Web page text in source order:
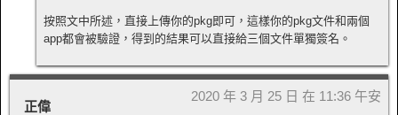
按照文中所述，直接上傳你的pkg即可，這樣你的pkg文件和兩個
app都會被驗證，得到的結果可以直接給三個文件單獨簽名。
正偉
2020 年 3 月 25 日 在 11:36 午安